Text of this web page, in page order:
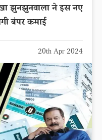
झुनझुनवाला ने इस नए
बंपर कमाई
20th Apr 2024